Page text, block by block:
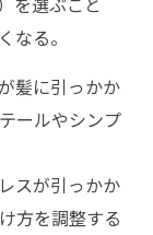
なる。
髪に引っかか
ールやシンプ
スが引っかか
方を調整する